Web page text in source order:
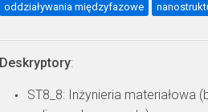
oddziaływania międzyfazowe
Deskryptory:
ST8_8: Inżynieria materiałowa